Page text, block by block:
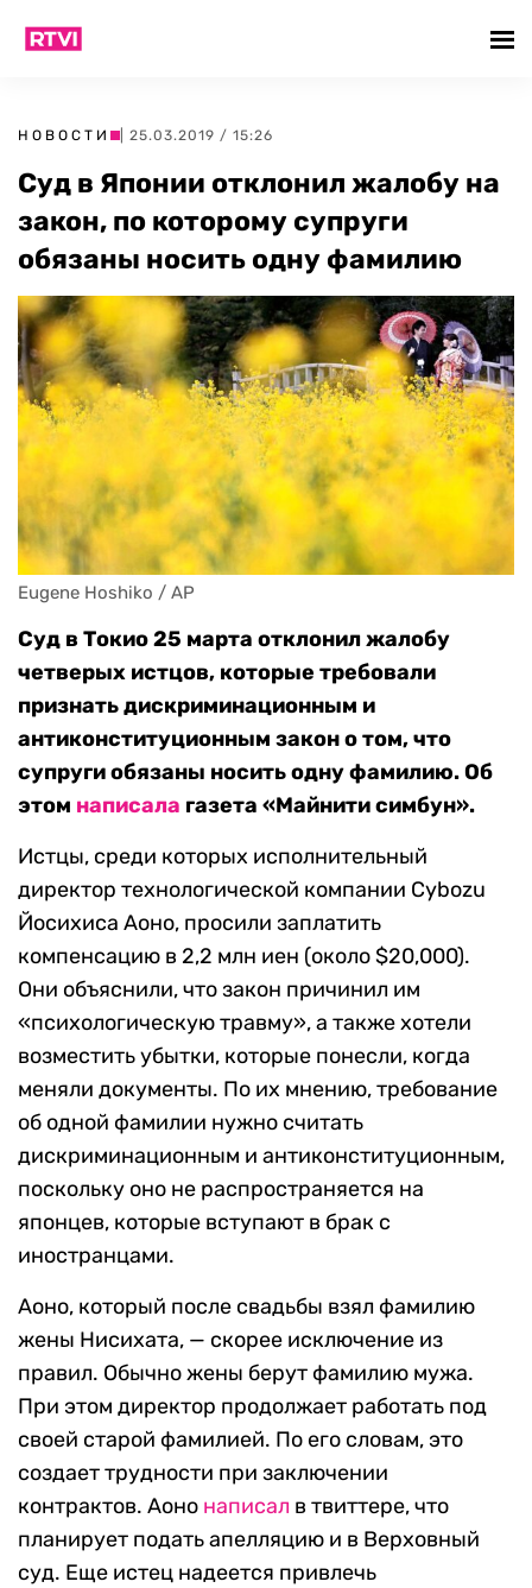
НОВОСТИ | 25.03.2019 / 15:26
Суд в Японии отклонил жалобу на
закон, по которому супруги
обязаны носить одну фамилию
Eugene Hoshiko / AP
Суд в Токио 25 марта отклонил жалобу
четверых истцов, которые требовали
признать дискриминационным и
антиконституционным закон о том, что
супруги обязаны носить одну фамилию. Об
этом написала газета «Майнити симбун».
Истцы, среди которых исполнительный
директор технологической компании Cybozu
Йосихиса Аоно, просили заплатить
компенсацию в 2,2 млн иен (около $20,000).
Они объяснили, что закон причинил им
«психологическую травму», а также хотели
возместить убытки, которые понесли, когда
меняли документы. По их мнению, требование
об одной фамилии нужно считать
дискриминационным и антиконституционным,
поскольку оно не распространяется на
японцев, которые вступают в брак с
иностранцами.
Аоно, который после свадьбы взял фамилию
жены Нисихата, — скорее исключение из
правил. Обычно жены берут фамилию мужа.
При этом директор продолжает работать под
своей старой фамилией. По его словам, это
создает трудности при заключении
контрактов. Аоно написал в твиттере, что
планирует подать апелляцию и в Верховный
суд. Еще истец надеется привлечь